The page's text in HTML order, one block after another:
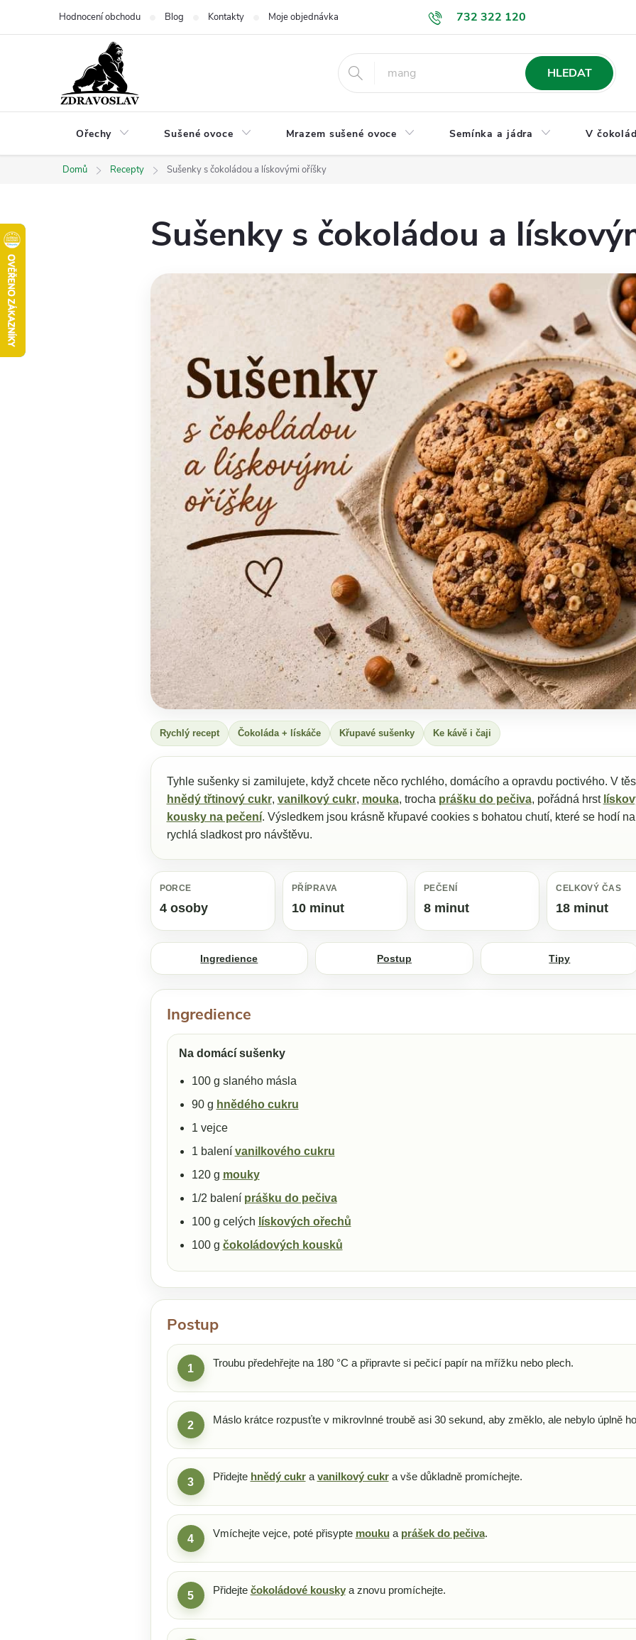
732 322 120
Hodnocení obchodu Blog Kontakty Moje objednávka GDPR a ochrana osobních údajů Jak nakupovat
HLEDAT
Ořechy Sušené ovoce Mrazem sušené ovoce Semínka a jádra V
Domů Recepty Sušenky s čokoládou a lískovými oříšky
Sušenky s čokoládou a
Rychlý recept Čokoláda + lískáče Křupavé sušenky Ke kávě i čaji
Tyhle sušenky si zamilujete, když chcete něco rychlého, domácího a opravdu poctivého. V
hnědý třtinový cukr, vanilkový cukr, mouka, trocha prášku do pečiva, pořádná hrst
kousky na pečení. Výsledkem jsou krásně křupavé cookies s bohatou chutí, které se hodí
rychlá sladkost pro návštěvu.
PORCE
4 osoby
PŘÍPRAVA
10 minut
PEČENÍ
8 minut
CELKOVÝ ČAS
18 minut
Ingredience Postup Tipy
Ingredience
Na domácí sušenky
100 g slaného másla
90 g hnědého cukru
1 vejce
1 balení vanilkového cukru
120 g mouky
1/2 balení prášku do pečiva
100 g celých lískových ořechů
100 g čokoládových kousků
Postup
1 Troubu předehřejte na 180 °C a připravte si pečicí papír na mřížku nebo plech.
2 Máslo krátce rozpusťte v mikrovlnné troubě asi 30 sekund, aby změklo, ale nebylo úplně
3 Přidejte hnědý cukra vanilkový cukra vše důkladně promíchejte.
4 Vmíchejte vejce, poté přisypte mouku a prášek do pečiva.
5 Přidejte čokoládové kouskya znovu promíchejte.